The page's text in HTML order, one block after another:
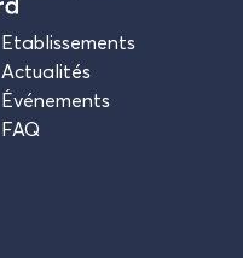
Etablissements
Actualités
Événements
FAQ